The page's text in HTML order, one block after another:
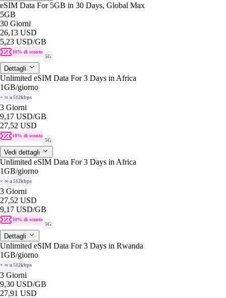
eSIM Data For 5GB in 30 Days, Global Max
5GB
30 Giorni
26,13 USD
5,23 USD/GB
10% di sconto
5G
Dettagli
Unlimited eSIM Data For 3 Days in Africa
1GB/giorno
+ ∞ a 512kbps
3 Giorni
9,17 USD/GB
27,52 USD
10% di sconto
5G
Vedi dettagli
Unlimited eSIM Data For 3 Days in Africa
1GB/giorno
+ ∞ a 512kbps
3 Giorni
27,52 USD
9,17 USD/GB
10% di sconto
5G
Dettagli
Unlimited eSIM Data For 3 Days in Rwanda
1GB/giorno
+ ∞ a 512kbps
3 Giorni
9,30 USD/GB
27,91 USD